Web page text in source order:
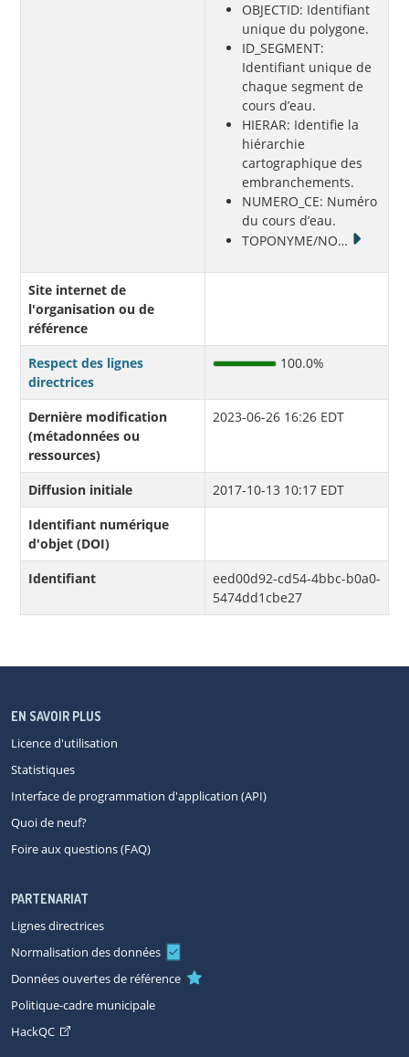
OBJECTID: Identifiant
unique du polygone.
ID_SEGMENT:
Identifiant unique de
chaque segment de
cours d’eau.
HIERAR: Identifie la
hiérarchie
cartographique des
embranchements.
NUMERO_CE: Numéro
du cours d’eau.
TOPONYME/NO…
Site internet de
l'organisation ou de
référence
Respect des lignes
directrices
100.0%
Dernière modification
(métadonnées ou
ressources)
2023-06-26 16:26 EDT
Diffusion initiale
2017-10-13 10:17 EDT
Identifiant numérique
d'objet (DOI)
Identifiant
eed00d92-cd54-4bbc-b0a0-
5474dd1cbe27
EN SAVOIR PLUS
Licence d'utilisation
Statistiques
Interface de programmation d'application (API)
Quoi de neuf?
Foire aux questions (FAQ)
PARTENARIAT
Lignes directrices
Normalisation des données
Données ouvertes de référence
Politique-cadre municipale
HackQC